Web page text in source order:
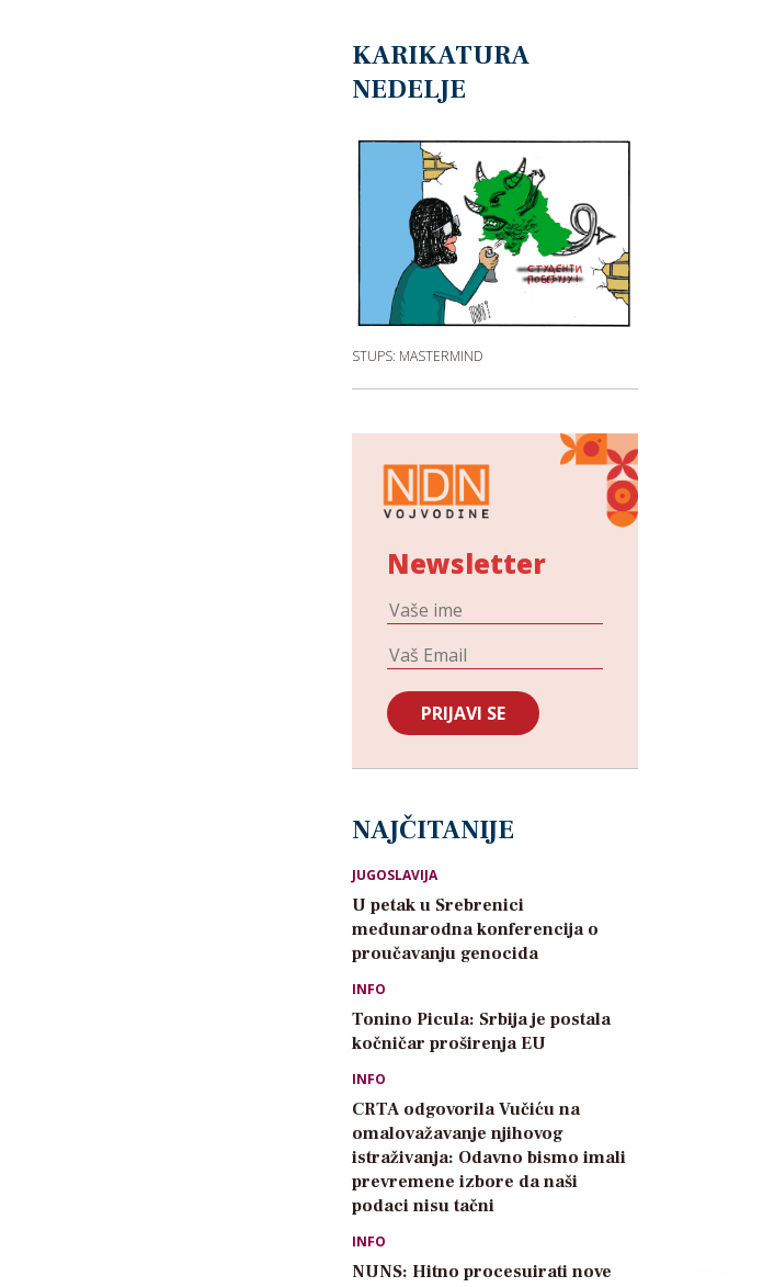
KARIKATURA
NEDELJE
STUPS: MASTERMIND
Newsletter
NAJČITANIJE
JUGOSLAVIJA
U petak u Srebrenici
međunarodna konferencija o
proučavanju genocida
INFO
Tonino Picula: Srbija je postala
kočničar proširenja EU
INFO
CRTA odgovorila Vučiću na
omalovažavanje njihovog
istraživanja: Odavno bismo imali
prevremene izbore da naši
podaci nisu tačni
INFO
NUNS: Hitno procesuirati nove